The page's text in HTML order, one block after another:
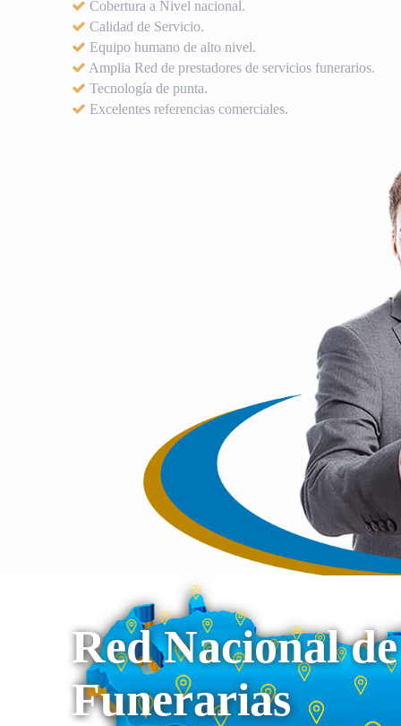
Cobertura a Nivel nacional.
Calidad de Servicio.
Equipo humano de alto nivel.
Amplia Red de prestadores de servicios funerarios.
Tecnología de punta.
Excelentes referencias comerciales.
Red Nacional de
Funerarias